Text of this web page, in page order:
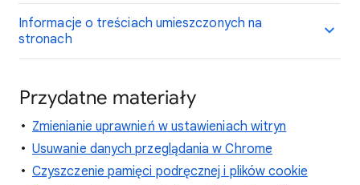
Informacje o treściach umieszczonych na
stronach
Przydatne materiały
Zmienianie uprawnień w ustawieniach witryn
Usuwanie danych przeglądania w Chrome
Czyszczenie pamięci podręcznej i plików cookie